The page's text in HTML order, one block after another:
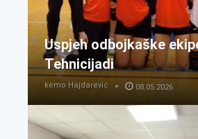
Uspjeh odbojkaške
Tehnicijadi
kemo Hajdarević 08.05.2026